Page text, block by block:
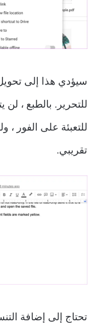
سيؤدي هذا إلى
للتحرير. بالطبع ، لن
للتعبئة على الفور
تقريبي.
تحتاج إلى إضافة